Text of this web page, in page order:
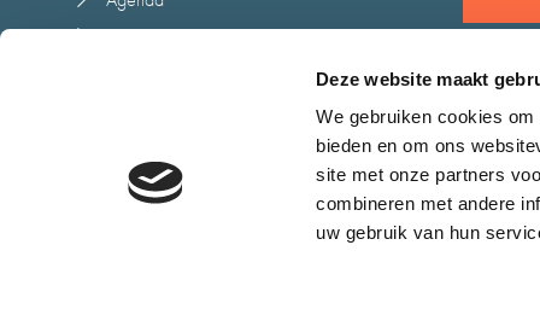
Deze website maakt
We gebruiken cookies
bieden en om ons
site met onze partners
combineren met andere
uw gebruik van hun
Nieuws